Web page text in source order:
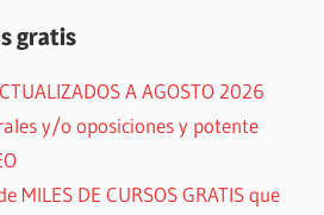
gratis
A AGOSTO 2026
y/o oposiciones y potente
MILES DE CURSOS GRATIS que